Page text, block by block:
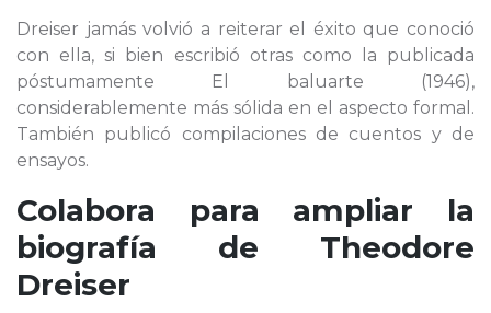
Dreiser jamás volvió a reiterar el éxito que conoció
con ella, si bien escribió otras como la publicada
póstumamente El baluarte (1946),
considerablemente más sólida en el aspecto formal.
También publicó compilaciones de cuentos y de
ensayos.
Colabora para ampliar la
biografía de Theodore
Dreiser